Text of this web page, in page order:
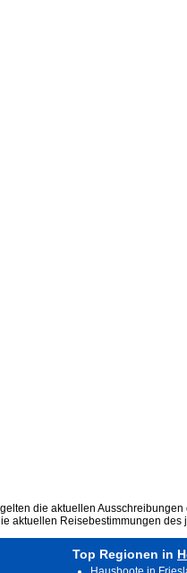
die aktuellen
aktuellen Reisebestimmungen
Top Regionen in